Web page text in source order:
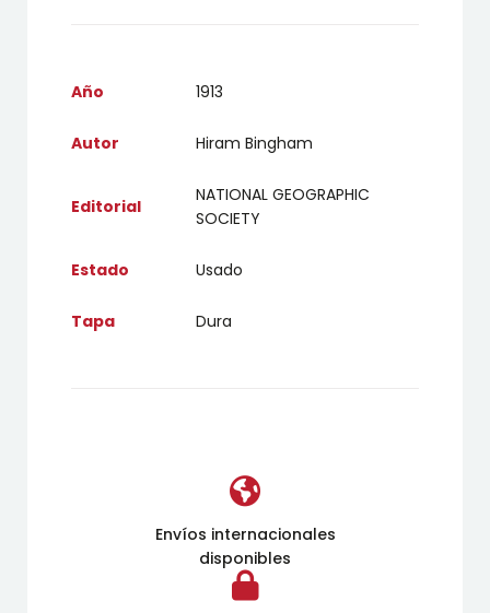
Año 1913
Autor Hiram Bingham
Editorial
NATIONAL GEOGRAPHIC
SOCIETY
Estado Usado
Tapa Dura
Envíos internacionales
disponibles